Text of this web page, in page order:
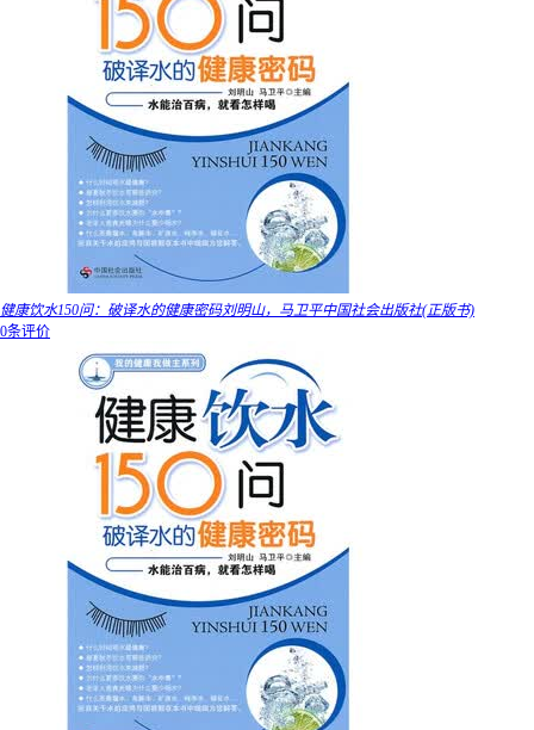
健康饮水150问：破译水的健康密码刘明山，马卫平中国社会出版社(正版书)
0条评价